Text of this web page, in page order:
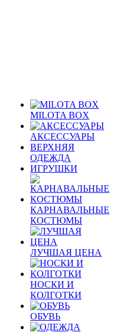
MILOTA BOX
АКСЕССУАРЫ
ВЕРХНЯЯ
ОДЕЖДА
ИГРУШКИ
КАРНАВАЛЬНЫЕ
КОСТЮМЫ
ЛУЧШАЯ ЦЕНА
НОСКИ И
КОЛГОТКИ
ОБУВЬ